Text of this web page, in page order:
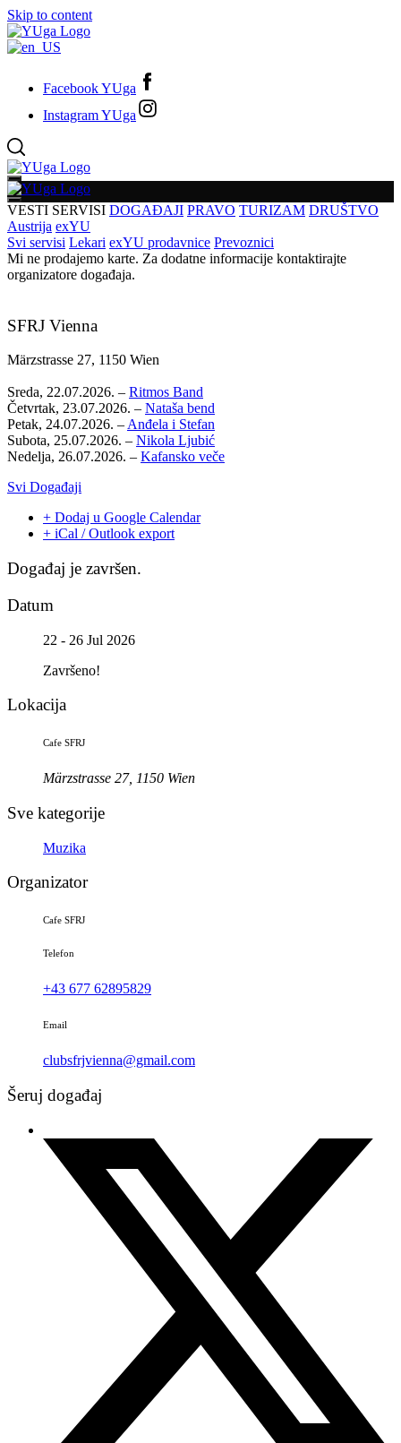
Skip to content
Facebook YUga
Instagram YUga
VESTI SERVISI DOGAĐAJI PRAVO TURIZAM DRUŠTVO
Austrija exYU
Svi servisi Lekari exYU prodavnice Prevoznici
Mi ne prodajemo karte. Za dodatne informacije kontaktirajte
organizatore događaja.
SFRJ Vienna
Märzstrasse 27, 1150 Wien
Sreda, 22.07.2026. – Ritmos Band
Četvrtak, 23.07.2026. – Nataša bend
Petak, 24.07.2026. –Anđela i Stefan
Subota, 25.07.2026. – Nikola Ljubić
Nedelja, 26.07.2026. – Kafansko veče
Svi Događaji
+ Dodaj u Google Calendar
+ iCal / Outlook export
Događaj je završen.
Datum
22 - 26 Jul 2026
Završeno!
Lokacija
Cafe SFRJ
Märzstrasse 27, 1150 Wien
Sve kategorije
Muzika
Organizator
Cafe SFRJ
Telefon
+43 677 62895829
Email
clubsfrjvienna@gmail.com
Šeruj događaj